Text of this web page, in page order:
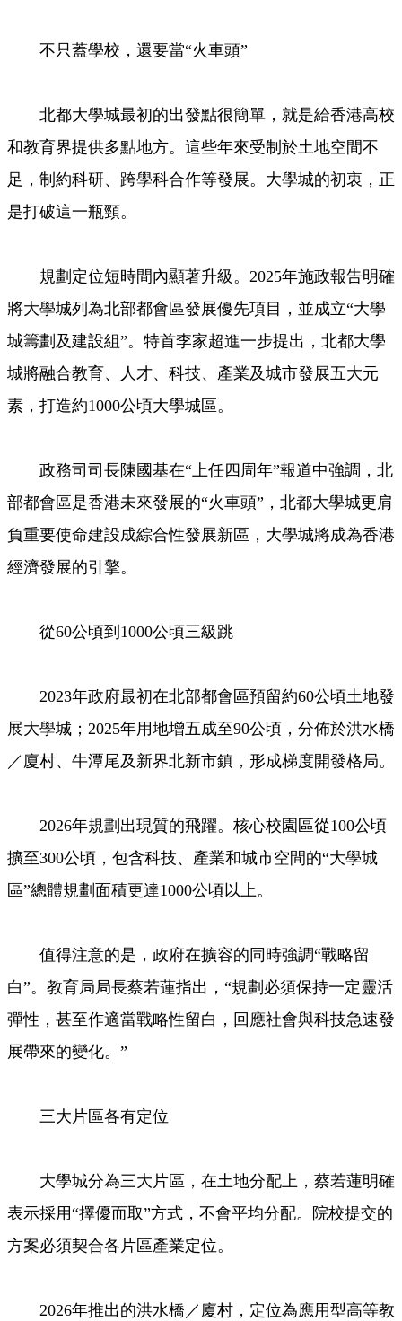
不只蓋學校，還要當“火車頭”
北都大學城最初的出發點很簡單，就是給香港高校
和教育界提供多點地方。這些年來受制於土地空間不
足，制約科研、跨學科合作等發展。大學城的初衷，正
是打破這一瓶頸。
規劃定位短時間內顯著升級。2025年施政報告明確
將大學城列為北部都會區發展優先項目，並成立“大學
城籌劃及建設組”。特首李家超進一步提出，北都大學
城將融合教育、人才、科技、產業及城市發展五大元
素，打造約1000公頃大學城區。
政務司司長陳國基在“上任四周年”報道中強調，北
部都會區是香港未來發展的“火車頭”，北都大學城更肩
負重要使命建設成綜合性發展新區，大學城將成為香港
經濟發展的引擎。
從60公頃到1000公頃三級跳
2023年政府最初在北部都會區預留約60公頃土地發
展大學城；2025年用地增五成至90公頃，分佈於洪水橋
／廈村、牛潭尾及新界北新市鎮，形成梯度開發格局。
2026年規劃出現質的飛躍。核心校園區從100公頃
擴至300公頃，包含科技、產業和城市空間的“大學城
區”總體規劃面積更達1000公頃以上。
值得注意的是，政府在擴容的同時強調“戰略留
白”。教育局局長蔡若蓮指出，“規劃必須保持一定靈活
彈性，甚至作適當戰略性留白，回應社會與科技急速發
展帶來的變化。”
三大片區各有定位
大學城分為三大片區，在土地分配上，蔡若蓮明確
表示採用“擇優而取”方式，不會平均分配。院校提交的
方案必須契合各片區產業定位。
2026年推出的洪水橋／廈村，定位為應用型高等教